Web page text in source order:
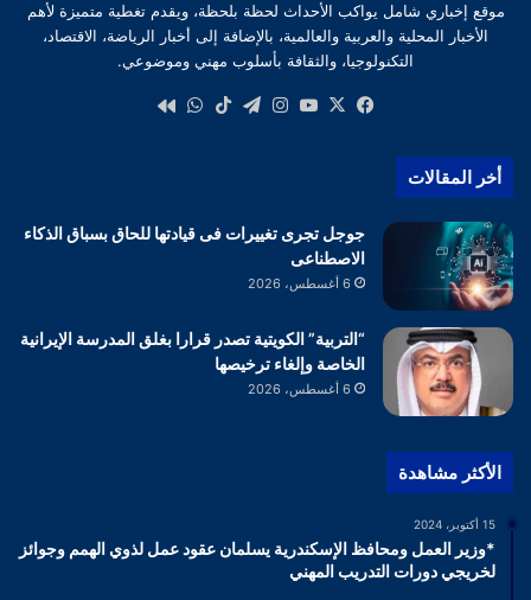
موقع إخباري شامل يواكب الأحداث لحظة بلحظة، ويقدم تغطية متميزة لأهم
الأخبار المحلية والعربية والعالمية، بالإضافة إلى أخبار الرياضة، الاقتصاد،
التكنولوجيا، والثقافة بأسلوب مهني وموضوعي.
فيسبوك
‫X
‫YouTube
انستقرام
تيلقرام‫TikTokواتساب
أخر المقالات
جوجل تجرى تغييرات فى قيادتها للحاق بسباق الذكاء
الاصطناعى
6 أغسطس، 2026
“التربية” الكويتية تصدر قرارا بغلق المدرسة الإيرانية
الخاصة وإلغاء ترخيصها
6 أغسطس، 2026
الأكثر مشاهدة
15 أكتوبر، 2024
*وزير العمل ومحافظ الإسكندرية يسلمان عقود عمل لذوي الهمم وجوائز
لخريجي دورات التدريب المهني